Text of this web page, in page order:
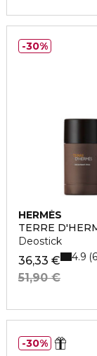
HERMÈS
TERRE
Deostick
36,33 €
51,90 €
4.9
30%
30%